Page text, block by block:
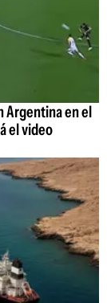
Argentina en el
el video